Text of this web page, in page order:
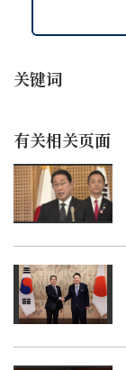
关键词
有关相关页面